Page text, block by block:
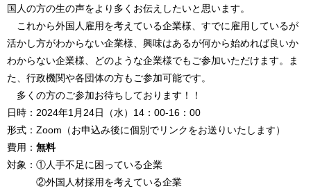
国人の方の生の声をより多くお伝えしたいと思います。
これから外国人雇用を考えている企業様、すでに雇用しているが
活かし方がわからない企業様、興味はあるが何から始めれば良いか
わからない企業様、どのような企業様でもご参加いただけます。ま
た、行政機関や各団体の方もご参加可能です。
多くの方のご参加お待ちしております！！
日時：2024年1月24日（水）14：00-16：00
形式：Zoom（お申込み後に個別でリンクをお送りいたします）
費用： 無料
対象：①人手不足に困っている企業
②外国人材採用を考えている企業